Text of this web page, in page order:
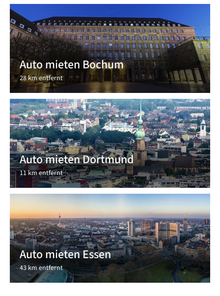
Auto mieten Bochum
28 km entfernt
Auto mieten Dortmund
11 km entfernt
Auto mieten Essen
43 km entfernt